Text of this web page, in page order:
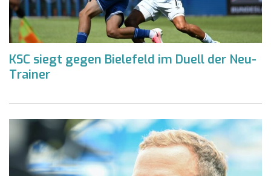
KSC siegt gegen Bielefeld im Duell der Neu-
Trainer